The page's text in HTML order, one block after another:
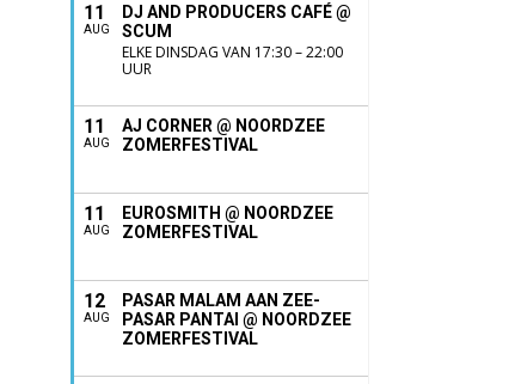
11
AUG
DJ AND PRODUCERS CAFÉ @
SCUM
ELKE DINSDAG VAN 17:30 – 22:00
UUR
11
AUG
AJ CORNER @ NOORDZEE
ZOMERFESTIVAL
11
AUG
EUROSMITH @ NOORDZEE
ZOMERFESTIVAL
12
AUG
PASAR MALAM AAN ZEE-
PASAR PANTAI @ NOORDZEE
ZOMERFESTIVAL